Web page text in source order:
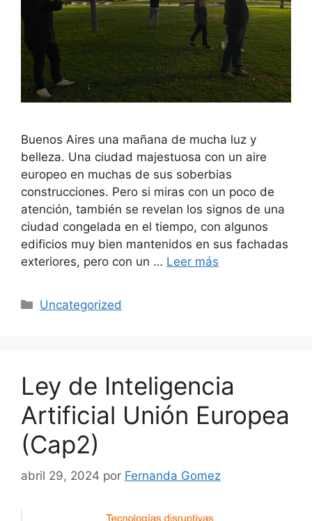
Buenos Aires una mañana de mucha luz y
belleza. Una ciudad majestuosa con un aire
europeo en muchas de sus soberbias
construcciones. Pero si miras con un poco de
atención, también se revelan los signos de una
ciudad congelada en el tiempo, con algunos
edificios muy bien mantenidos en sus fachadas
exteriores, pero con un … Leer más
Uncategorized
Ley de Inteligencia
Artificial Unión Europea
(Cap2)
abril 29, 2024 por Fernanda Gomez